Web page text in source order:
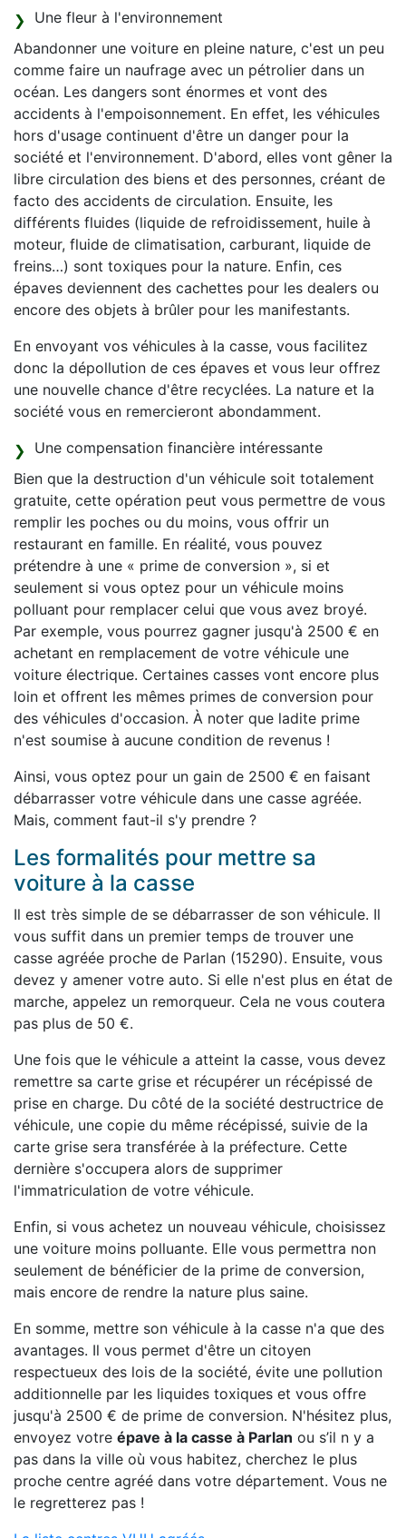
Une fleur à l'environnement
Abandonner une voiture en pleine nature, c'est un peu
comme faire un naufrage avec un pétrolier dans un
océan. Les dangers sont énormes et vont des
accidents à l'empoisonnement. En effet, les véhicules
hors d'usage continuent d'être un danger pour la
société et l'environnement. D'abord, elles vont gêner la
libre circulation des biens et des personnes, créant de
facto des accidents de circulation. Ensuite, les
différents fluides (liquide de refroidissement, huile à
moteur, fluide de climatisation, carburant, liquide de
freins…) sont toxiques pour la nature. Enfin, ces
épaves deviennent des cachettes pour les dealers ou
encore des objets à brûler pour les manifestants.
En envoyant vos véhicules à la casse, vous facilitez
donc la dépollution de ces épaves et vous leur offrez
une nouvelle chance d'être recyclées. La nature et la
société vous en remercieront abondamment.
Une compensation financière intéressante
Bien que la destruction d'un véhicule soit totalement
gratuite, cette opération peut vous permettre de vous
remplir les poches ou du moins, vous offrir un
restaurant en famille. En réalité, vous pouvez
prétendre à une « prime de conversion », si et
seulement si vous optez pour un véhicule moins
polluant pour remplacer celui que vous avez broyé.
Par exemple, vous pourrez gagner jusqu'à 2500 € en
achetant en remplacement de votre véhicule une
voiture électrique. Certaines casses vont encore plus
loin et offrent les mêmes primes de conversion pour
des véhicules d'occasion. À noter que ladite prime
n'est soumise à aucune condition de revenus !
Ainsi, vous optez pour un gain de 2500 € en faisant
débarrasser votre véhicule dans une casse agréée.
Mais, comment faut-il s'y prendre ?
Les formalités pour mettre sa
voiture à la casse
Il est très simple de se débarrasser de son véhicule. Il
vous suffit dans un premier temps de trouver une
casse agréée proche de Parlan (15290). Ensuite, vous
devez y amener votre auto. Si elle n'est plus en état de
marche, appelez un remorqueur. Cela ne vous coutera
pas plus de 50 €.
Une fois que le véhicule a atteint la casse, vous devez
remettre sa carte grise et récupérer un récépissé de
prise en charge. Du côté de la société destructrice de
véhicule, une copie du même récépissé, suivie de la
carte grise sera transférée à la préfecture. Cette
dernière s'occupera alors de supprimer
l'immatriculation de votre véhicule.
Enfin, si vous achetez un nouveau véhicule, choisissez
une voiture moins polluante. Elle vous permettra non
seulement de bénéficier de la prime de conversion,
mais encore de rendre la nature plus saine.
En somme, mettre son véhicule à la casse n'a que des
avantages. Il vous permet d'être un citoyen
respectueux des lois de la société, évite une pollution
additionnelle par les liquides toxiques et vous offre
jusqu'à 2500 € de prime de conversion. N'hésitez plus,
envoyez votre épave à la casse à Parlan ou s’il n y a
pas dans la ville où vous habitez, cherchez le plus
proche centre agréé dans votre département. Vous ne
le regretterez pas !